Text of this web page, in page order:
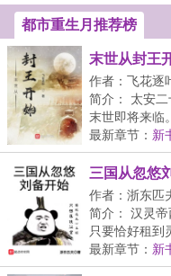
都市重生月推荐榜
末世从封王
作者：飞花逐
简介： 太安
末世即将来临。
...
最新章节： 新
三国从忽悠
作者：浙东匹
简介： 汉灵
只要恰好租到
最新章节： 新
文的书友移步